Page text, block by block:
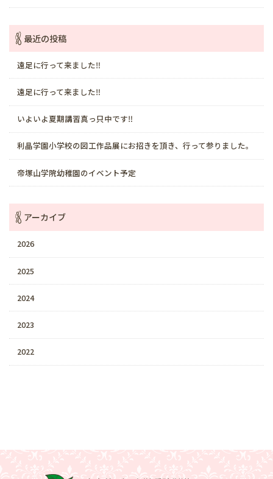
最近の投稿
遠足に行って来ました‼️
遠足に行って来ました‼️
いよいよ夏期講習真っ只中です‼️
利晶学園小学校の図工作品展にお招きを頂き、行って参りました。
帝塚山学院幼稚園のイベント予定
アーカイブ
2026
2025
2024
2023
2022